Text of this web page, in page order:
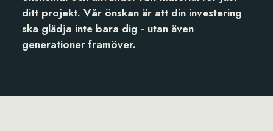
ditt projekt. Vår önskan är att din investering
ska glädja inte bara dig - utan även
generationer framöver.